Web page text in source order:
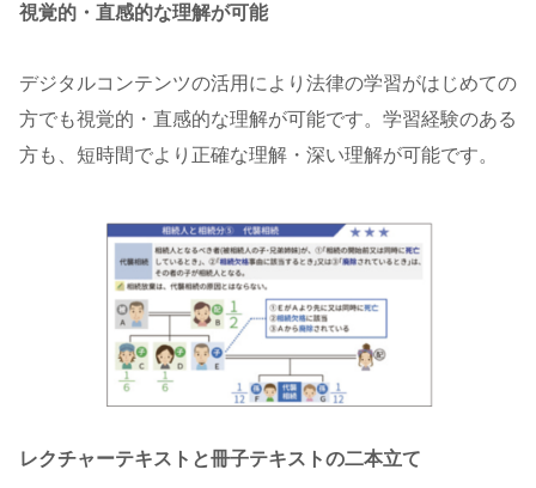
視覚的・直感的な理解が可能
デジタルコンテンツの活用により法律の学習がはじめての
方でも視覚的・直感的な理解が可能です。学習経験のある
方も、短時間でより正確な理解・深い理解が可能です。
レクチャーテキストと冊子テキストの二本立て